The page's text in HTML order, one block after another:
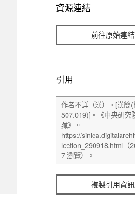
資源連結
前往原始連結
引用
複製引用資訊